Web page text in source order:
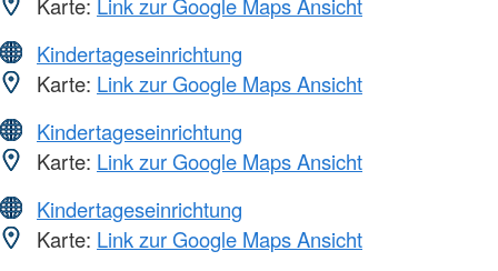
Kindertageseinrichtung
Karte: Link zur Google Maps Ansicht
Kindertageseinrichtung
Karte: Link zur Google Maps Ansicht
Kindertageseinrichtung
Karte: Link zur Google Maps Ansicht